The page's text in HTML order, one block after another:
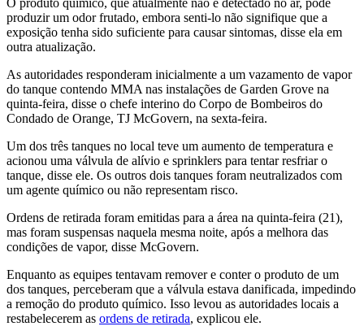
produzir um odor frutado, embora senti-lo não signifique que a
exposição tenha sido suficiente para causar sintomas, disse ela em
outra atualização.
As autoridades responderam inicialmente a um vazamento de vapor
do tanque contendo MMA nas instalações de Garden Grove na
quinta-feira, disse o chefe interino do Corpo de Bombeiros do
Condado de Orange, TJ McGovern, na sexta-feira.
Um dos três tanques no local teve um aumento de temperatura e
acionou uma válvula de alívio e sprinklers para tentar resfriar o
tanque, disse ele. Os outros dois tanques foram neutralizados com
um agente químico ou não representam risco.
Ordens de retirada foram emitidas para a área na quinta-feira (21),
mas foram suspensas naquela mesma noite, após a melhora das
condições de vapor, disse McGovern.
Enquanto as equipes tentavam remover e conter o produto de um
dos tanques, perceberam que a válvula estava danificada, impedindo
a remoção do produto químico. Isso levou as autoridades locais a
restabelecerem as ordens de retirada, explicou ele.